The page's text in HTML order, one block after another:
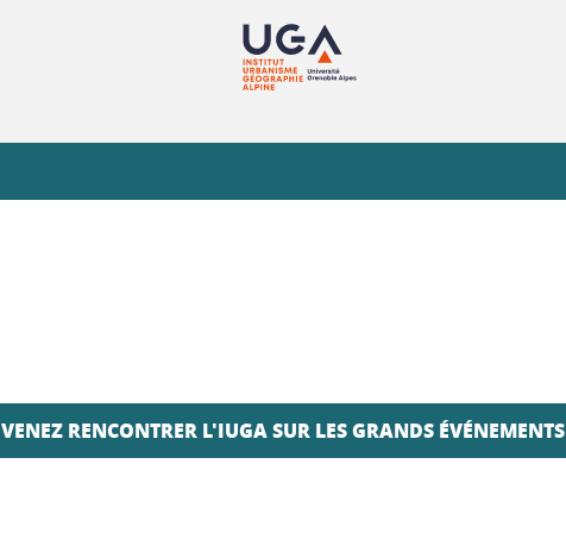
VENEZ RENCONTRER L'IUGA SUR LES GRANDS